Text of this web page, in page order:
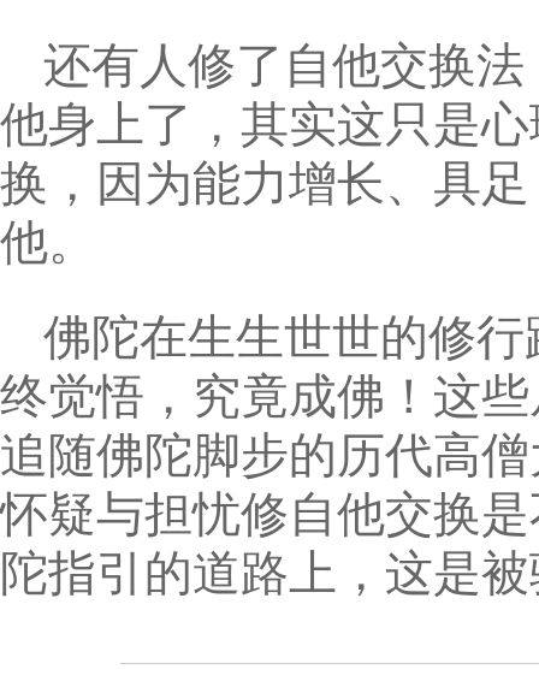
还有人修了自他交换
他身上了，其实这只是
换，因为能力增长、具
他。
佛陀在生生世世的修
终觉悟，究竟成佛！这
追随佛陀脚步的历代高
怀疑与担忧修自他交换
陀指引的道路上，这是